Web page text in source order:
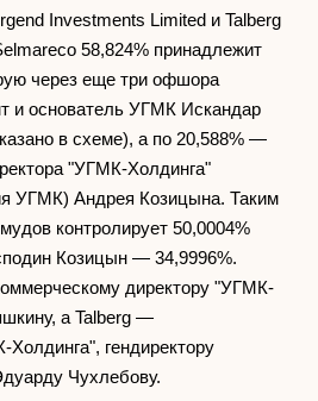
Investments Limited и Talberg
58,824% принадлежит
через еще три офшора
и основатель УГМК Искандар
в схеме), а по 20,588% —
"УГМК-Холдинга"
УГМК) Андрея Козицына. Таким
контролирует 50,0004%
Козицын — 34,9996%.
директору "УГМК-
а Talberg —
гендиректору
Чухлебову.